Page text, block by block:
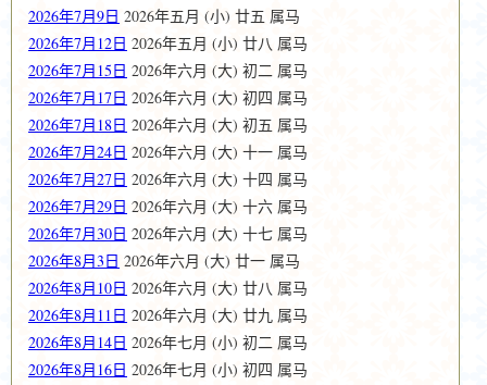
2026年7月9日 2026年五月 (小) 廿五 属马
2026年7月12日 2026年五月 (小) 廿八 属马
2026年7月15日 2026年六月 (大) 初二 属马
2026年7月17日 2026年六月 (大) 初四 属马
2026年7月18日 2026年六月 (大) 初五 属马
2026年7月24日 2026年六月 (大) 十一 属马
2026年7月27日 2026年六月 (大) 十四 属马
2026年7月29日 2026年六月 (大) 十六 属马
2026年7月30日 2026年六月 (大) 十七 属马
2026年8月3日 2026年六月 (大) 廿一 属马
2026年8月10日 2026年六月 (大) 廿八 属马
2026年8月11日 2026年六月 (大) 廿九 属马
2026年8月14日 2026年七月 (小) 初二 属马
2026年8月16日 2026年七月 (小) 初四 属马